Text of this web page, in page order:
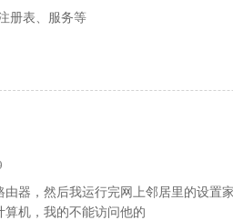
册表、服务等
器，然后我运行完网上邻居里的设置
机，我的不能访问他的